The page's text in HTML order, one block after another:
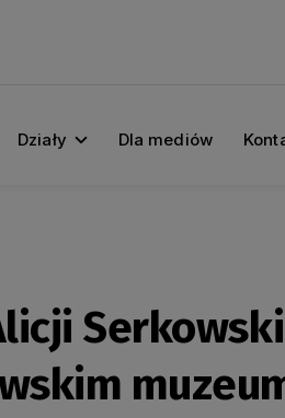
Działy Dla mediów